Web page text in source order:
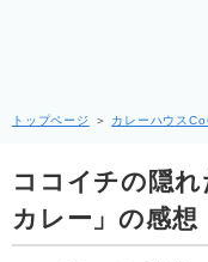
トップページ ＞ カレーハウス
ココイチの隠
カレー」の感想